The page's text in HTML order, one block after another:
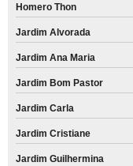
Homero Thon
Jardim Alvorada
Jardim Ana Maria
Jardim Bom Pastor
Jardim Carla
Jardim Cristiane
Jardim Guilhermina